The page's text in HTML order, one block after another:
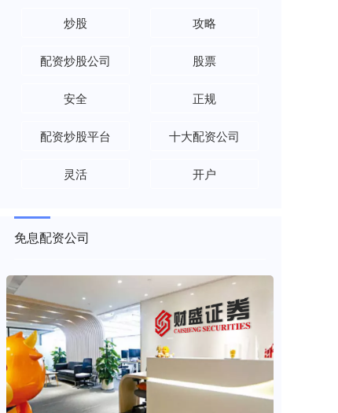
炒股 攻略
配资炒股公司 股票
安全 正规
配资炒股平台 十大配资公司
灵活 开户
免息配资公司